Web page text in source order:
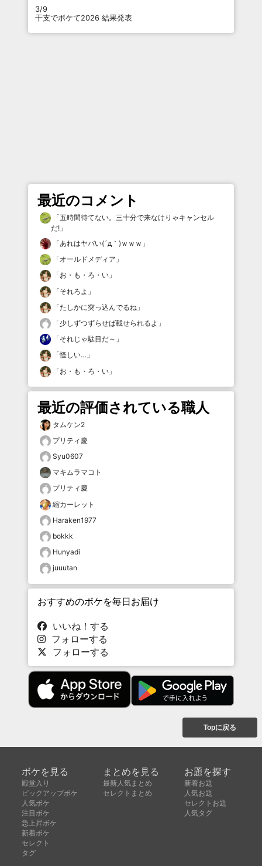
3/9
干支でボケて2026 結果発表
最近のコメント
「五時間待てない。三十分で来なけりゃキャンセル
だ! 」
「あれはヤバい(´д｀)ｗｗｗ 」
「オールドメディア 」
「お・も・ろ・い 」
「それろよ 」
「たしかに突っ込んでるね 」
「少しずつずらせば載せられるよ 」
「それじゃ駄目だ～ 」
「怪しい… 」
「お・も・ろ・い 」
最近の評価されている職人
タムケン2
プリティ慶
Syu0607
マキムラマコト
プリティ慶
縮カーレット
Haraken1977
bokkk
Hunyadi
juuutan
おすすめのボケを毎日お届け
いいね！する
フォローする
フォローする
Topに戻る
ボケを見る
殿堂入り
ピックアップボケ
人気ボケ
注目ボケ
急上昇ボケ
新着ボケ
セレクト
タグ
まとめを見る
最新人気まとめ
セレクトまとめ
お題を探す
新着お題
人気お題
セレクトお題
人気タグ